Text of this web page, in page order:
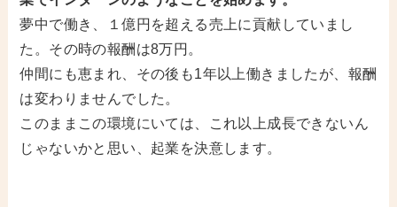
夢中で働き、１億円を超える売上に貢献していまし
た。その時の報酬は8万円。
仲間にも恵まれ、その後も1年以上働きましたが、報酬
は変わりませんでした。
このままこの環境にいては、これ以上成長できないん
じゃないかと思い、起業を決意します。